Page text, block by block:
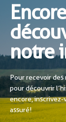
notre
Pour recevoir des
pour découvrir
encore,
assuré!